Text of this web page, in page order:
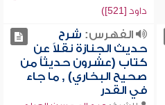
داود [521])
الفهرس: شرح
حديث الجنازة نقلاً عن
كتاب (عشرون حديثاً من
صحيح البخاري) , ما جاء
في القدر